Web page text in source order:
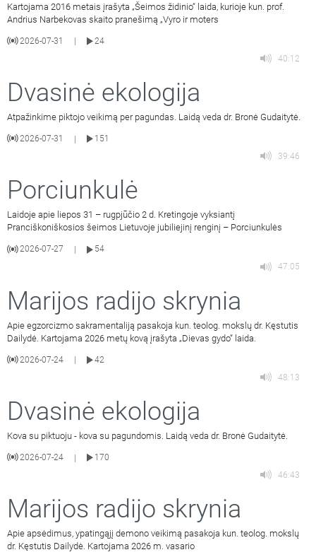
Kartojama 2016 metais įrašyta „Šeimos židinio“ laida, kurioje kun. prof.
Andrius Narbekovas skaito pranešimą „Vyro ir moters
2026-07-31
24
40:12
Dvasinė ekologija
Atpažinkime piktojo veikimą per pagundas. Laidą veda dr. Bronė Gudaitytė.
2026-07-31 |
151
39:46
Porciunkulė
Laidoje apie liepos 31 – rugpjūčio 2 d. Kretingoje vyksiantį
Pranciškoniškosios šeimos Lietuvoje jubiliejinį renginį – Porciunkulės
2026-07-27
54
47:05
Marijos radijo skrynia
Apie egzorcizmo sakramentaliją pasakoja kun. teolog. mokslų dr. Kęstutis
Dailydė. Kartojama 2026 metų kovą įrašyta „Dievas gydo“ laida.
2026-07-24
42
48:13
Dvasinė ekologija
Kova su piktuoju - kova su pagundomis. Laidą veda dr. Bronė Gudaitytė.
2026-07-24 |
170
46:43
Marijos radijo skrynia
Apie apsėdimus, ypatingąjį demono veikimą pasakoja kun. teolog. mokslų
dr. Kęstutis Dailydė. Kartojama 2026 m. vasario